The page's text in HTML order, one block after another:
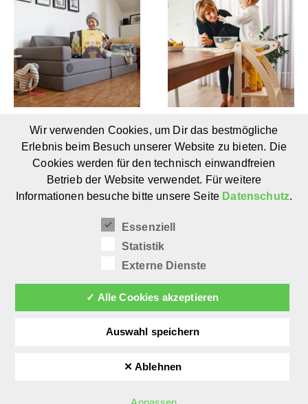
OH SO SOFY von
Wonderwuzz:
Modulares Sofa für
Kinderzimmer (0+)
La Taue von ettomio:
Klappbarer Lernturm
für Kinder (ab 1 Jahr)
Wir verwenden Cookies, um Dir das bestmögliche
Erlebnis beim Besuch unserer Website zu bieten. Die
Cookies werden für den technisch einwandfreien
Betrieb der Website verwendet. Für weitere
Informationen besuche bitte unsere Seite Datenschutz.
Essenziell
Statistik
Externe Dienste
✓ Alle Cookies akzeptieren
Auswahl speichern
✕ Ablehnen